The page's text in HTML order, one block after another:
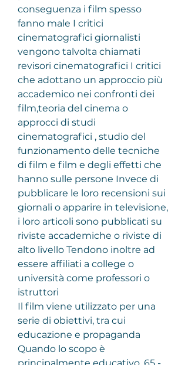
conseguenza i film spesso
fanno male I critici
cinematografici giornalisti
vengono talvolta chiamati
revisori cinematografici I critici
che adottano un approccio più
accademico nei confronti dei
film,teoria del cinema o
approcci di studi
cinematografici , studio del
funzionamento delle tecniche
di film e film e degli effetti che
hanno sulle persone Invece di
pubblicare le loro recensioni sui
giornali o apparire in televisione,
i loro articoli sono pubblicati su
riviste accademiche o riviste di
alto livello Tendono inoltre ad
essere affiliati a college o
università come professori o
istruttori
Il film viene utilizzato per una
serie di obiettivi, tra cui
educazione e propaganda
Quando lo scopo è